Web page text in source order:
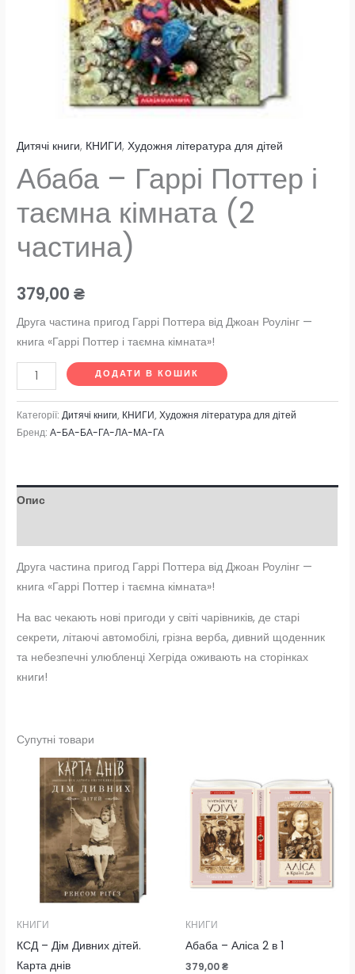
Дитячі книги, КНИГИ,Художня література для дітей
Абаба – Гаррі Поттер і
таємна кімната (2
частина)
379,00₴
Друга частина пригод Гаррі Поттера від Джоан Роулінг —
книга «Гаррі Поттер і таємна кімната»!
ДОДАТИ В КОШИК
Категорії:Дитячі книги, КНИГИ,Художня література для дітей
Бренд:А-БА-БА-ГА-ЛА-МА-ГА
Опис
Друга частина пригод Гаррі Поттера від Джоан Роулінг —
книга «Гаррі Поттер і таємна кімната»!
На вас чекають нові пригоди у світі чарівників, де старі
секрети, літаючі автомобілі, грізна верба, дивний щоденник
та небезпечні улюбленці Хегріда оживають на сторінках
книги!
Супутні товари
КНИГИ
КСД – Дім Дивних дітей.
Карта днів
КНИГИ
Абаба – Аліса 2 в 1
379,00₴